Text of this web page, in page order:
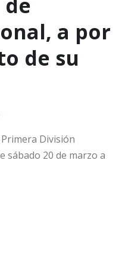
a por
de su
División
sábado 20 de marzo a